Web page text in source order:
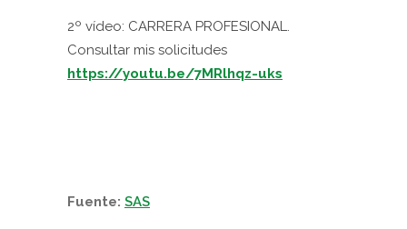
2º vídeo: CARRERA PROFESIONAL.
Consultar mis solicitudes
https://youtu.be/7MRlhqz-uks
Fuente: SAS